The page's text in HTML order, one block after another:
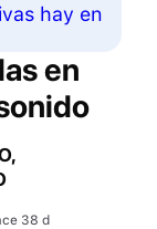
hay en
en
38 d